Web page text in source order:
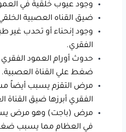
وجود عيوب خلقية في
ضيق القناه العصبية
وجود إنحناء أو تحدب غير
الفقري.
حدوث أورام العمود
ضغط علي القناة العصبية.
مرض التقزم يسبب أيضاً
الفقري أبرزها ضيق القناة
مرض (باجت) وهو مرض
في العظام مما يسبب